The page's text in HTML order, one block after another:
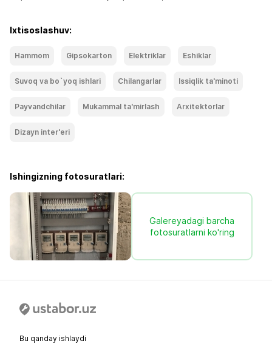
Ixtisoslashuv:
Hammom Gipsokarton Elektriklar Eshiklar
Suvoq va bo`yoq ishlari Chilangarlar Issiqlik ta'minoti
Payvandchilar Mukammal ta'mirlash Arxitektorlar
Dizayn inter'eri
Ishingizning fotosuratlari:
Galereyadagi barcha
fotosuratlarni ko'ring
Bu qanday ishlaydi